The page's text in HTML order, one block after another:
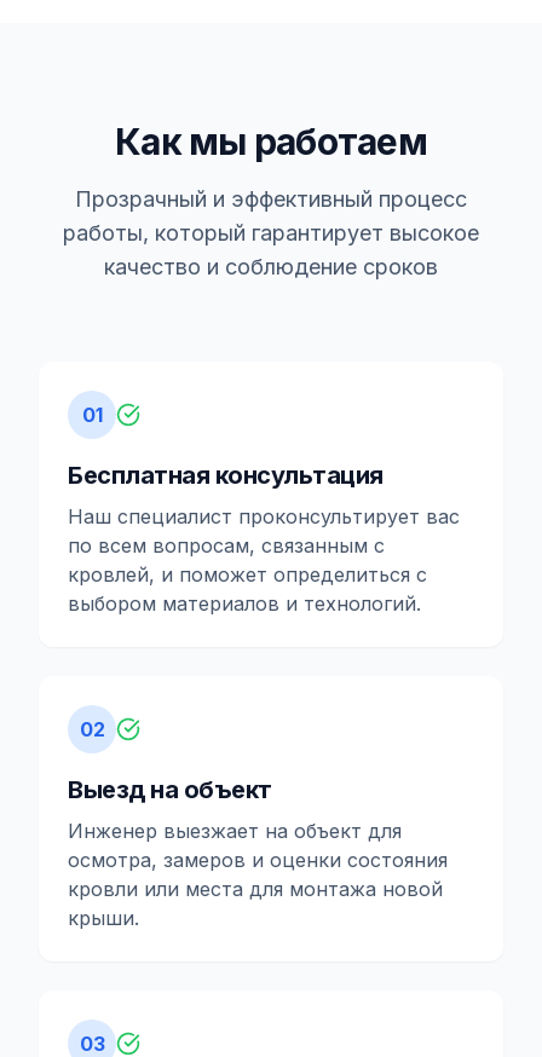
Как мы работаем
Прозрачный и эффективный процесс
работы, который гарантирует высокое
качество и соблюдение сроков
01
Бесплатная консультация
Наш специалист проконсультирует вас
по всем вопросам, связанным с
кровлей, и поможет определиться с
выбором материалов и технологий.
02
Выезд на объект
Инженер выезжает на объект для
осмотра, замеров и оценки состояния
кровли или места для монтажа новой
крыши.
03